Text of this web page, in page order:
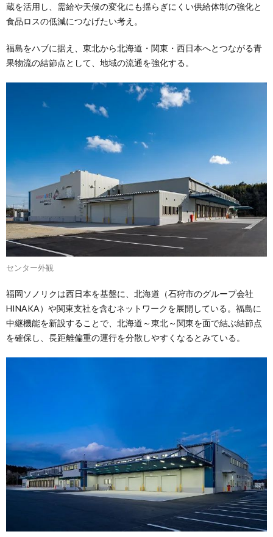
蔵を活用し、需給や天候の変化にも揺らぎにくい供給体制の強化と
食品ロスの低減につなげたい考え。
福島をハブに据え、東北から北海道・関東・西日本へとつながる青
果物流の結節点として、地域の流通を強化する。
センター外観
福岡ソノリクは西日本を基盤に、北海道（石狩市のグループ会社
HINAKA）や関東支社を含むネットワークを展開している。福島に
中継機能を新設することで、北海道～東北～関東を面で結ぶ結節点
を確保し、長距離偏重の運行を分散しやすくなるとみている。